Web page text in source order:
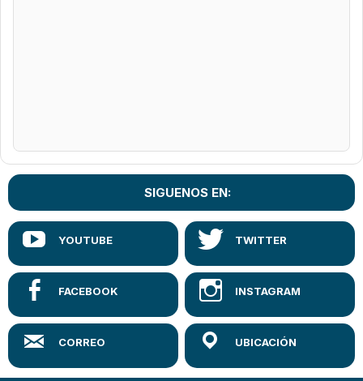
SIGUENOS EN: